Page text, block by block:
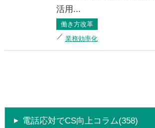
活用...
働き方改革
業務効率化
電話応対でCS向上コラム(358)